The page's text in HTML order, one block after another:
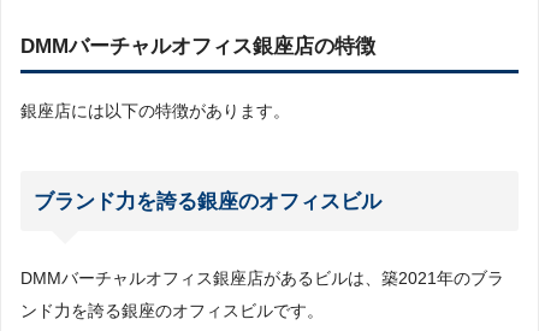
DMMバーチャルオフィス銀座店の特徴
銀座店には以下の特徴があります。
ブランド力を誇る銀座のオフィスビル
DMMバーチャルオフィス銀座店があるビルは、築2021年のブラ
ンド力を誇る銀座のオフィスビルです。